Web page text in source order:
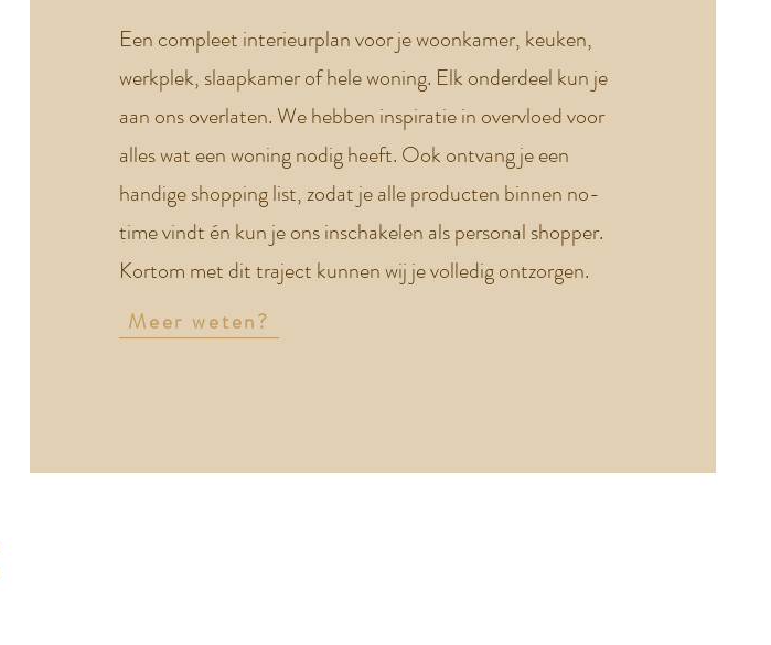
Een compleet interieurplan voor je woonkamer, keuken,
werkplek, slaapkamer of hele woning. Elk onderdeel kun je
aan ons overlaten. We hebben inspiratie in overvloed voor
alles wat een woning nodig heeft. Ook ontvang je een
handige shopping list, zodat je alle producten binnen no-
time vindt én kun je ons inschakelen als personal shopper.
Kortom met dit traject kunnen wij je volledig ontzorgen.
Meer weten?